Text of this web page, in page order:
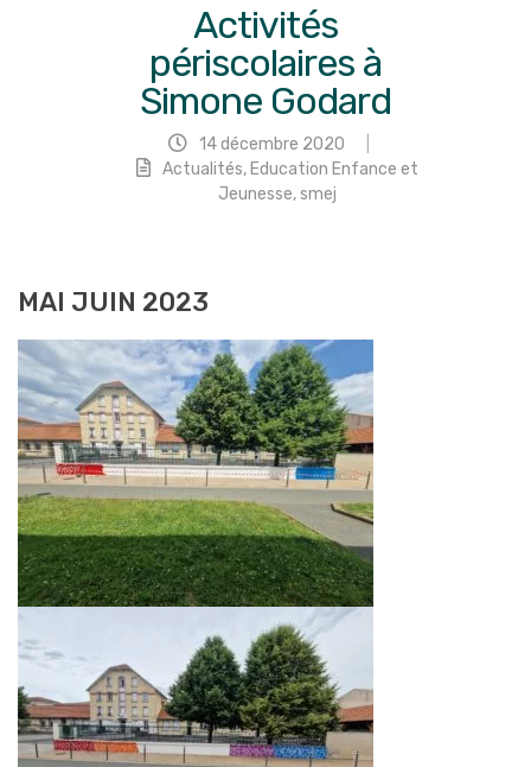
Activités
périscolaires à
Simone Godard
14 décembre 2020
Actualités, Education Enfance et
Jeunesse,smej
MAI JUIN 2023